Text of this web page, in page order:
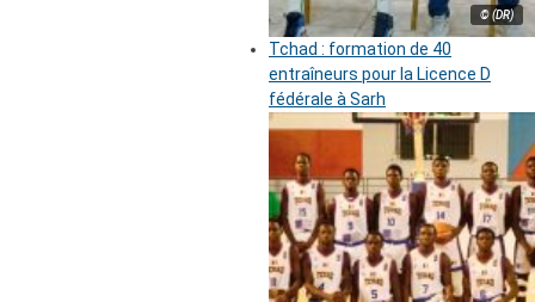
© (DR)
Tchad : formation de 40
entraîneurs pour la Licence D
fédérale à Sarh